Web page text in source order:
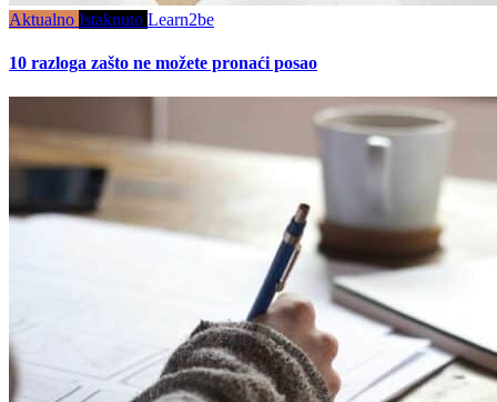
Aktualno Istaknuto Learn2be
10 razloga zašto ne možete pronaći posao